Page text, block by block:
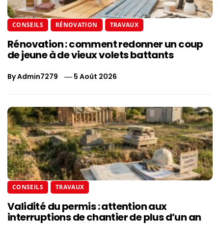
CONSEILS RÉNOVATION TRAVAUX
Rénovation : comment redonner un coup
de jeune à de vieux volets battants
ByAdmin7279 5 Août 2026
CONSEILS TRAVAUX
Validité du permis : attention aux
interruptions de chantier de plus d’un an